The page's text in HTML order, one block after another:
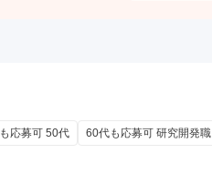
応募可 50代 60代も応募可 研究開発職